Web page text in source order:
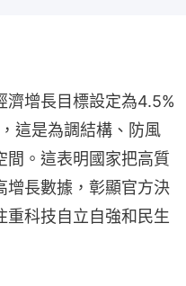
濟增長目標設定為4.5%
這是為調結構、防風
間。這表明國家把高質
增長數據，彰顯官方決
重科技自立自強和民生